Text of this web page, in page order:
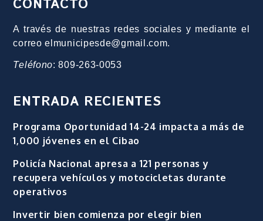
CONTACTO
A través de nuestras redes sociales y mediante el
correo elmunicipesde@gmail.com.
Teléfono: 809-263-0053
ENTRADA RECIENTES
Programa Oportunidad 14-24 impacta a más de
1,000 jóvenes en el Cibao
Policía Nacional apresa a 121 personas y
recupera vehículos y motocicletas durante
operativos
Invertir bien comienza por elegir bien